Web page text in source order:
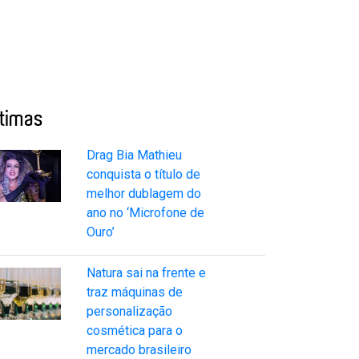
Drag Bia Mathieu
conquista o título de
melhor dublagem do
ano no ‘Microfone de
Ouro’
Natura sai na frente e
traz máquinas de
personalização
cosmética para o
mercado brasileiro